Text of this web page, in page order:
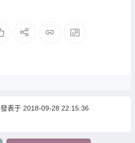
發表于 2018-09-28 22:15:36